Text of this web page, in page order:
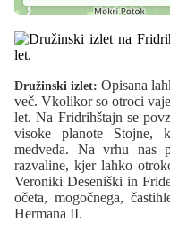
Družinski izlet: Opisana
več. Vkolikor so otroci
let. Na Fridrihštajn se
visoke planote Stojne,
medveda. Na vrhu nas
razvaline, kjer lahko
Veroniki Deseniški in
očeta, mogočnega,
Hermana II.